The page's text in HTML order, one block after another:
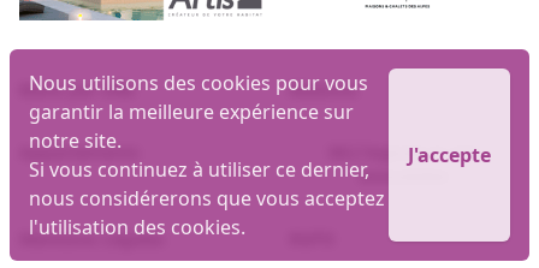
Nous utilisons des cookies pour vous
garantir la meilleure expérience sur
notre site.
Si vous continuez à utiliser ce dernier,
nous considérerons que vous acceptez
l'utilisation des cookies.
J'accepte
Biens par ville Maisons
Appartements
MLI logiciel et site
immobilier
Mentions Légales